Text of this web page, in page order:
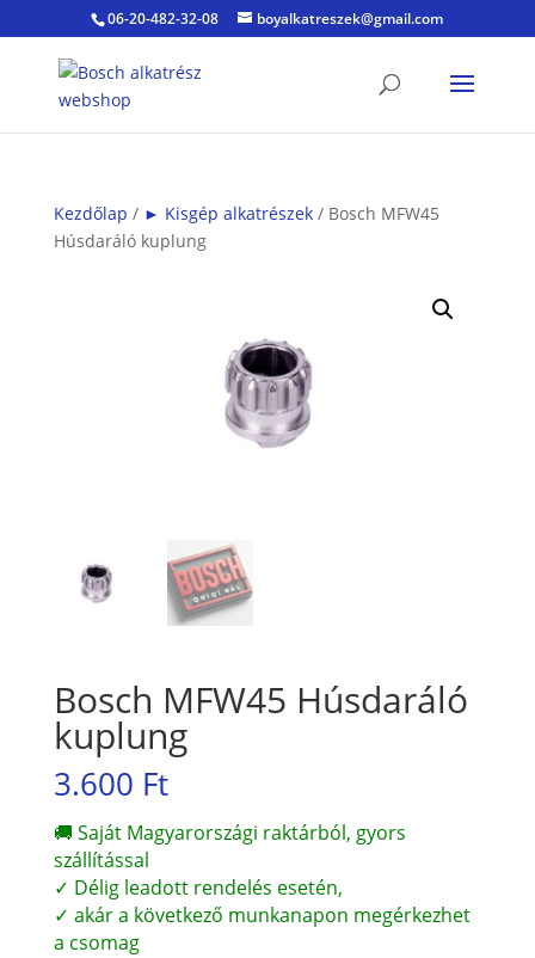
06-20-482-32-08 boyalkatreszek@gmail.com
Kezdőlap / ► Kisgép alkatrészek/ Bosch MFW45
Húsdaráló kuplung
Bosch MFW45 Húsdaráló
kuplung
3.600 Ft
🚚 Saját Magyarországi raktárból, gyors
szállítással
✓ Délig leadott rendelés esetén,
✓ akár a következő munkanapon megérkezhet
a csomag